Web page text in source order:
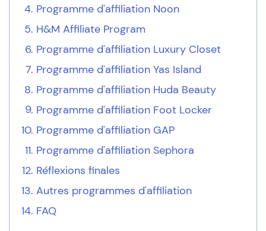
Programme d'affiliation Noon
H&M Affiliate Program
Programme d'affiliation Luxury Closet
Programme d'affiliation Yas Island
Programme d'affiliation Huda Beauty
Programme d'affiliation Foot Locker
Programme d'affiliation GAP
Programme d'affiliation Sephora
Réflexions finales
Autres programmes d'affiliation
FAQ